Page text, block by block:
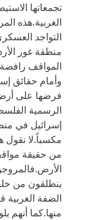
تجمعاتها
الغربية.هذه
التواجد
منطقة غور
المواقف رافضة
وأمام حقائق
فرضها على أرض
الرسمية
إسرائيل في
مكسباً.لا نقول
من حقيقة
ينطلقون من
الضفة الغربية
منها.كما أنهم